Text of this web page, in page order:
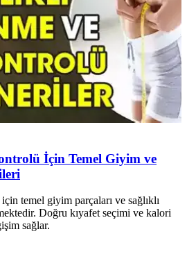
İçin Temel Giyim ve
temel giyim parçaları ve sağlıklı
Doğru kıyafet seçimi ve kalori
sağlar.